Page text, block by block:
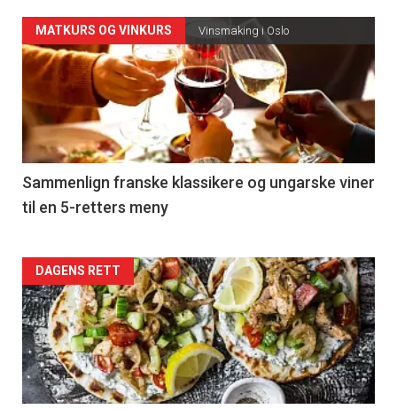
Forsiden
akkurat
nå
-
5
MATKURS OG VINKURS Vinsmaking i Oslo
Sammenlign franske klassikere og ungarske viner
til en 5-retters meny
Forsiden
akkurat
nå
-
DAGENS RETT